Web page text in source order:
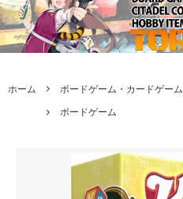
ホーム ボードゲーム・カードゲーム
ボードゲーム